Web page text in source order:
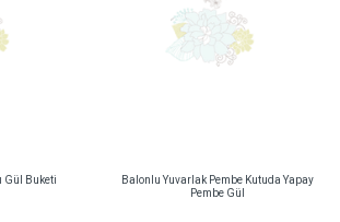
Gül Buketi
Balonlu Yuvarlak Pembe Kutuda Yapay
Pembe Gül